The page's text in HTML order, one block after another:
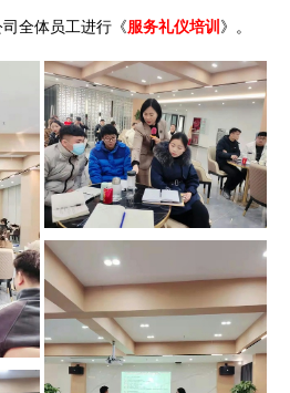
全体员工进行《服务礼仪培训 》。